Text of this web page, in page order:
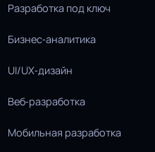
Разработка под ключ
Бизнес‑аналитика
UI/UX‑дизайн
Веб‑разработка
Мобильная разработка